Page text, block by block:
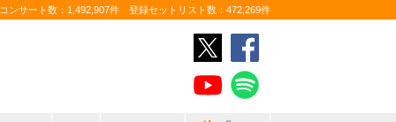
ンサート数：1,492,907件 登録セットリスト数：472,269件